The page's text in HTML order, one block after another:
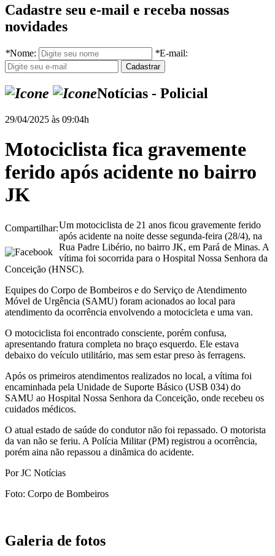
Cadastre seu e-mail e receba nossas
novidades
*Nome: *E-mail:
Notícias - Policial
29/04/2025 às 09:04h
Motociclista fica gravemente
ferido após acidente no bairro
JK
Compartilhar:Um motociclista de 21 anos ficou gravemente ferido
após acidente na noite desse segunda-feira (28/4), na
Rua Padre Libério, no bairro JK, em Pará de Minas. A
vítima foi socorrida para o Hospital Nossa Senhora da
Conceição (HNSC).
Equipes do Corpo de Bombeiros e do Serviço de Atendimento
Móvel de Urgência (SAMU) foram acionados ao local para
atendimento da ocorrência envolvendo a motocicleta e uma van.
O motociclista foi encontrado consciente, porém confusa,
apresentando fratura completa no braço esquerdo. Ele estava
debaixo do veículo utilitário, mas sem estar preso às ferragens.
Após os primeiros atendimentos realizados no local, a vítima foi
encaminhada pela Unidade de Suporte Básico (USB 034) do
SAMU ao Hospital Nossa Senhora da Conceição, onde recebeu os
cuidados médicos.
O atual estado de saúde do condutor não foi repassado. O motorista
da van não se feriu. A Polícia Militar (PM) registrou a ocorrência,
porém aina não repassou a dinâmica do acidente.
Por JC Notícias
Foto: Corpo de Bombeiros
Galeria de fotos